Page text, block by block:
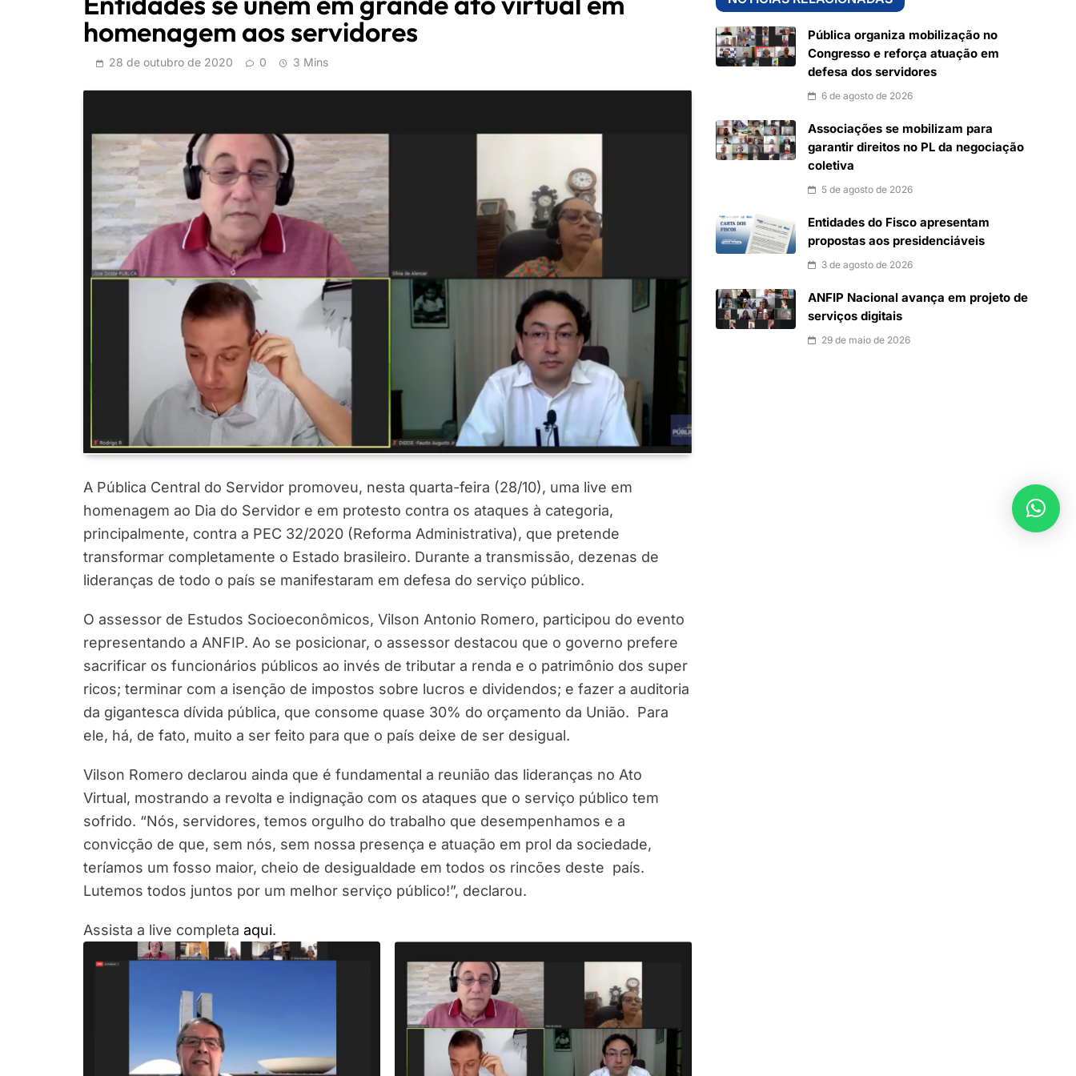
homenagem aos servidores
28 de outubro de 2020 0 3 Mins
A Pública Central do Servidor promoveu, nesta quarta-feira (28/10), uma live em
homenagem ao Dia do Servidor e em protesto contra os ataques à categoria,
principalmente, contra a PEC 32/2020 (Reforma Administrativa), que pretende
transformar completamente o Estado brasileiro. Durante a transmissão, dezenas de
lideranças de todo o país se manifestaram em defesa do serviço público.
O assessor de Estudos Socioeconômicos, Vilson Antonio Romero, participou do evento
representando a ANFIP. Ao se posicionar, o assessor destacou que o governo prefere
sacrificar os funcionários públicos ao invés de tributar a renda e o patrimônio dos super
ricos; terminar com a isenção de impostos sobre lucros e dividendos; e fazer a auditoria
da gigantesca dívida pública, que consome quase 30% do orçamento da União. Para
ele, há, de fato, muito a ser feito para que o país deixe de ser desigual.
Vilson Romero declarou ainda que é fundamental a reunião das lideranças no Ato
Virtual, mostrando a revolta e indignação com os ataques que o serviço público tem
sofrido. “Nós, servidores, temos orgulho do trabalho que desempenhamos e a
convicção de que, sem nós, sem nossa presença e atuação em prol da sociedade,
teríamos um fosso maior, cheio de desigualdade em todos os rincões deste país.
Lutemos todos juntos por um melhor serviço público!”, declarou.
Assista a live completa aqui.
Pública organiza mobilização no
Congresso e reforça atuação em
defesa dos servidores
6 de agosto de 2026
Associações se mobilizam para
garantir direitos no PL da negociação
coletiva
5 de agosto de 2026
Entidades do Fisco apresentam
propostas aos presidenciáveis
3 de agosto de 2026
ANFIP Nacional avança em projeto de
serviços digitais
29 de maio de 2026